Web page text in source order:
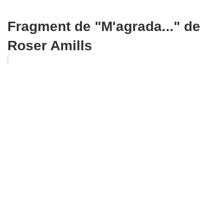
Fragment de "M'agrada..." de
Roser Amills